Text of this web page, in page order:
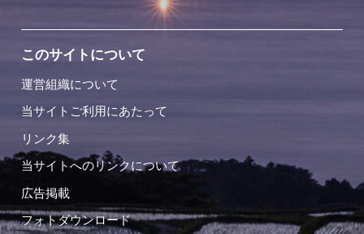
このサイトについて
運営組織について
当サイトご利用にあたって
リンク集
当サイトへのリンクについて
広告掲載
フォトダウンロード